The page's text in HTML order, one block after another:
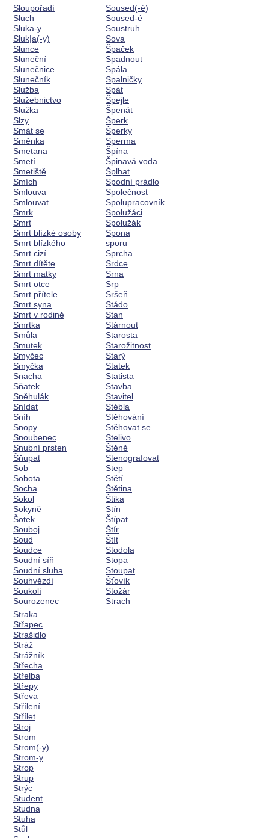
Sloupořadí
Sluch
Sluka-y
Sluk|a(-y)
Slunce
Sluneční
Slunečnice
Slunečník
Služba
Služebnictvo
Služka
Slzy
Smát se
Směnka
Smetana
Smetí
Smetiště
Smích
Smlouva
Smlouvat
Smrk
Smrt
Smrt blízké osoby
Smrt blízkého
Smrt cizí
Smrt dítěte
Smrt matky
Smrt otce
Smrt přítele
Smrt syna
Smrt v rodině
Smrtka
Smůla
Smutek
Smyčec
Smyčka
Snacha
Sňatek
Sněhulák
Snídat
Sníh
Snopy
Snoubenec
Snubní prsten
Šňupat
Sob
Sobota
Socha
Sokol
Sokyně
Šotek
Souboj
Soud
Soudce
Soudní síň
Soudní sluha
Souhvězdí
Soukolí
Sourozenec
Soused(-é)
Soused-é
Soustruh
Sova
Špaček
Spadnout
Spála
Spalničky
Spát
Špejle
Špenát
Šperk
Šperky
Sperma
Špína
Špinavá voda
Šplhat
Spodní prádlo
Společnost
Spolupracovník
Spolužáci
Spolužák
Spona
sporu
Sprcha
Srdce
Srna
Srp
Sršeň
Stádo
Stan
Stárnout
Starosta
Starožitnost
Starý
Statek
Statista
Stavba
Stavitel
Stébla
Stěhování
Stěhovat se
Stelivo
Štěně
Stenografovat
Step
Stětí
Štětina
Štika
Stín
Štípat
Štír
Štít
Stodola
Stopa
Stoupat
Šťovík
Stožár
Strach
Straka
Střapec
Strašidlo
Stráž
Strážník
Střecha
Střelba
Střepy
Střeva
Střílení
Střílet
Stroj
Strom
Strom(-y)
Strom-y
Strop
Strup
Strýc
Student
Studna
Stuha
Stůl